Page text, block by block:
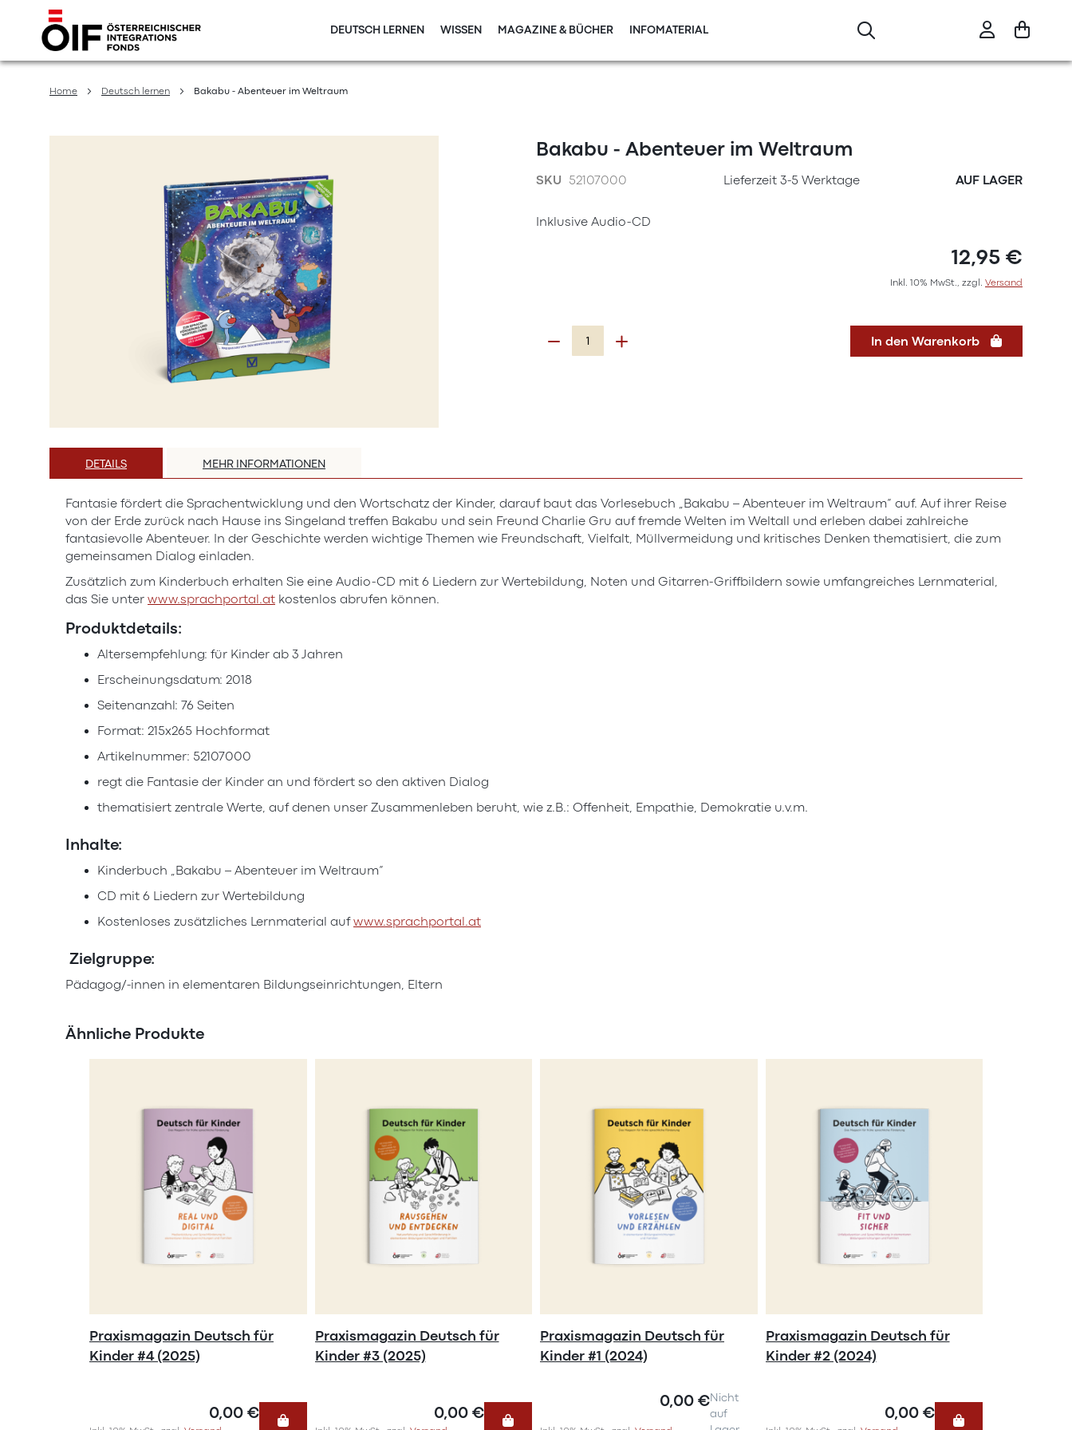
Direkt
zum
DEUTSCH LERNEN WISSEN MAGAZINE & BÜCHER INFOMATERIAL
Home Deutsch lernen Bakabu - Abenteuer im Weltraum
Bakabu - Abenteuer im Weltraum
AUF LAGER
Lieferzeit 3-5 Werktage
SKU 52107000
Inklusive Audio-CD
12,95 €
Inkl. 10% MwSt., zzgl. Versand
In den Warenkorb
springen
DETAILS
Fantasie fördert die Sprachentwicklung und den Wortschatz der Kinder, darauf baut das Vorlesebuch „Bakabu – Abenteuer im Weltraum“ auf. Auf ihrer Reise
von der Erde zurück nach Hause ins Singeland treffen Bakabu und sein Freund Charlie Gru auf fremde Welten im Weltall und erleben dabei zahlreiche
fantasievolle Abenteuer. In der Geschichte werden wichtige Themen wie Freundschaft, Vielfalt, Müllvermeidung und kritisches Denken thematisiert, die zum
gemeinsamen Dialog einladen.
Zusätzlich zum Kinderbuch erhalten Sie eine Audio-CD mit 6 Liedern zur Wertebildung, Noten und Gitarren-Griffbildern sowie umfangreiches Lernmaterial,
das Sie unter www.sprachportal.at kostenlos abrufen können.
Produktdetails:
Altersempfehlung: für Kinder ab 3 Jahren
Erscheinungsdatum: 2018
Seitenanzahl: 76 Seiten
Format: 215x265 Hochformat
Artikelnummer: 52107000
regt die Fantasie der Kinder an und fördert so den aktiven Dialog
thematisiert zentrale Werte, auf denen unser Zusammenleben beruht, wie z.B.: Offenheit, Empathie, Demokratie u.v.m.
Inhalte:
Kinderbuch „Bakabu – Abenteuer im Weltraum“
CD mit 6 Liedern zur Wertebildung
Kostenloses zusätzliches Lernmaterial aufwww.sprachportal.at
Zielgruppe:
Pädagog/-innen in elementaren Bildungseinrichtungen, Eltern
Ähnliche Produkte
Praxismagazin Deutsch für
Kinder #4 (2025)
0,00 €
Praxismagazin Deutsch für
Kinder #3 (2025)
0,00 €
Praxismagazin Deutsch für
Kinder #1 (2024)
0,00 €Nicht
auf
Praxismagazin Deutsch für
Kinder #2 (2024)
0,00 €
MEHR INFORMATIONEN